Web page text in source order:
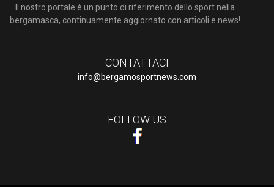
Il nostro portale è un punto di riferimento dello sport nella
bergamasca, continuamente aggiornato con articoli e news!
CONTATTACI
info@bergamosportnews.com
FOLLOW US